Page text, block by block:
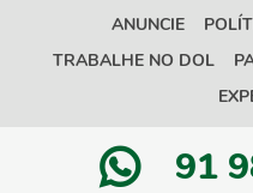
ANUNCIE
TRABALHE NO DOL
91